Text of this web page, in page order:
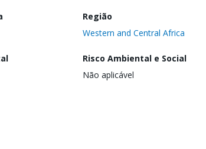
Região
Western and Central Africa
Risco Ambiental e Social
Não aplicável